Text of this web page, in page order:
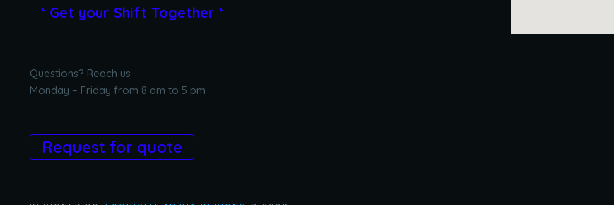
‘ Get your Shift Together ‘
Questions? Reach us
Monday – Friday from 8 am to 5 pm
Request for quote